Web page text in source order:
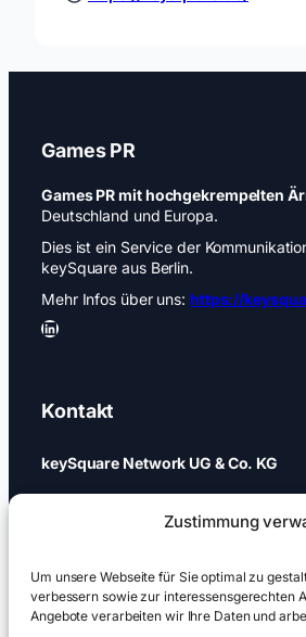
Zustimmung
Um unsere Webseite für Sie optimal zu
verbessern sowie zur interessensgerechten
Angebote verarbeiten wir Ihre Daten und
Games PR
Games PR mit hochgekrempelten
Deutschland und Europa.
Dies ist ein Service der
keySquare aus Berlin.
Mehr Infos über uns: https://
LinkedIn
Kontakt
keySquare Network UG & Co. KG
+49 (0)30 437 344 88
games@keysquare-pr.com